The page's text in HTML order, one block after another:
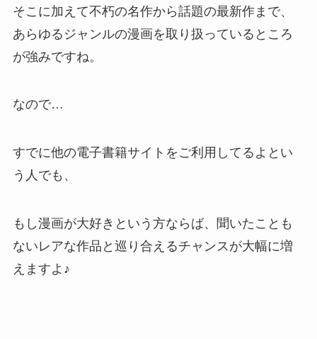
そこに加えて不朽の名作から話題の最新作まで、
あらゆるジャンルの漫画を取り扱っているところ
が強みですね。
なので…
すでに他の電子書籍サイトをご利用してるよとい
う人でも、
もし漫画が大好きという方ならば、聞いたことも
ないレアな作品と巡り合えるチャンスが大幅に増
えますよ♪